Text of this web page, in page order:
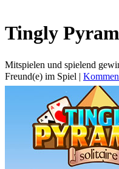
Tingly
Mitspielen und spielend
Freund(e) im Spiel |